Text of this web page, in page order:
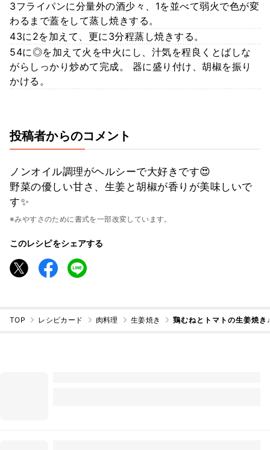
3フライパンに分量外の酒少々、1を並べて弱火で色が変
わるまで蓋をして蒸し焼きする。
43に2を加えて、更に3分程蒸し焼きする。
54に◎を加えて火を中火にし、汁気を程良くとばしな
がらしっかり炒めて完成。 器に盛り付け、胡椒を振り
かける。
投稿者からのコメント
ノンオイル調理がヘルシーで大好きです😍
野菜の優しい甘さ、生姜と胡椒が香りが美味しいで
す✨
※みやすさのために書式を一部改変しています。
このレシピをシェアする
TOP レシピカード 肉料理 生姜焼き 鶏むねとトマトの生姜焼